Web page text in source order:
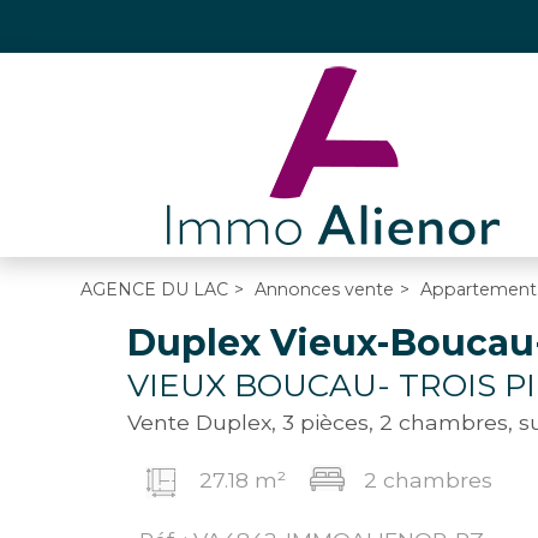
AGENCE DU LAC > Annonces vente > Appartement
Duplex Vieux-
VIEUX BOUCAU- TROIS
Vente Duplex, 3 pièces, 2 chambres,
27.18 m² 2 chambres